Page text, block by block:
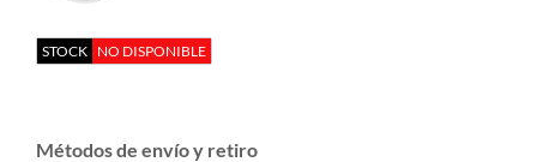
STOCK NO DISPONIBLE
Métodos de envío y retiro